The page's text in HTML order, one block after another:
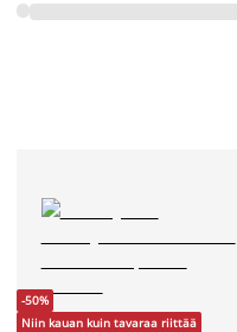
-50%
Niin kauan kuin tavaraa riittää